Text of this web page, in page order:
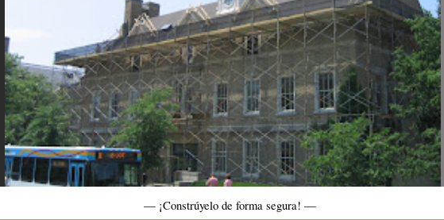
— ¡Constrúyelo de forma segura! —